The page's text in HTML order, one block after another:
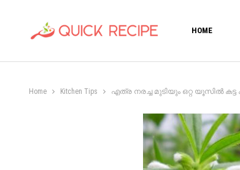
HOME
Home Kitchen Tips എത്ര നരച്ച മുടിയും ഒറ്റ യൂസിൽ കട്ട